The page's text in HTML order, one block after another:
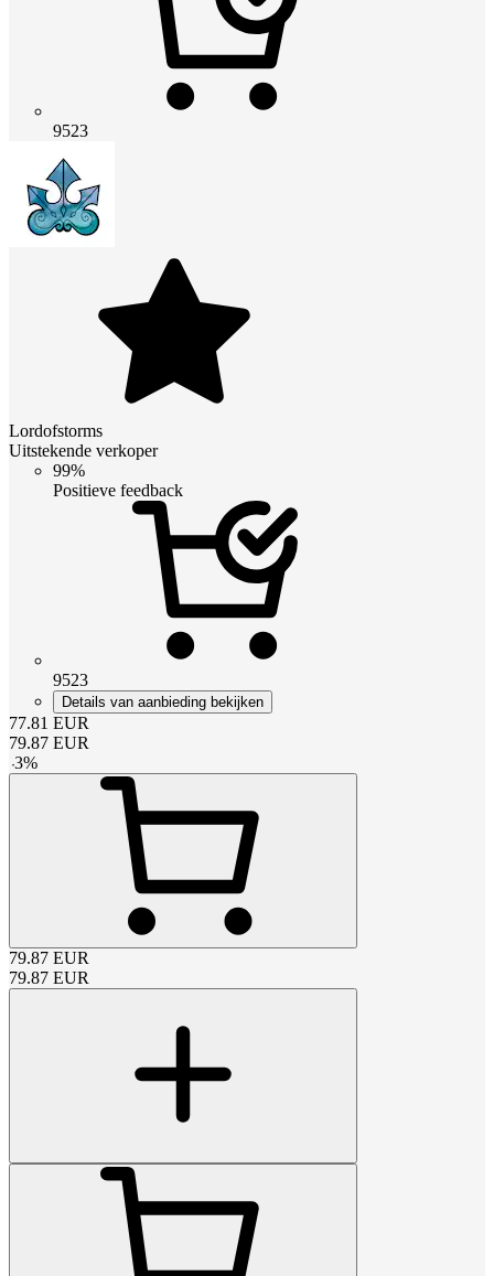
9523
Lordofstorms
Uitstekende verkoper
99%
Positieve feedback
9523
Details van aanbieding bekijken
77.81 EUR
79.87 EUR
-3%
79.87 EUR
79.87 EUR